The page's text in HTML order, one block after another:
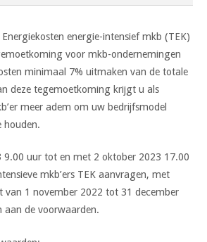
energie-intensief mkb (TEK)
voor mkb-ondernemingen
minimaal 7% uitmaken van de totale
deze tegemoetkoming krijgt u als
meer adem om uw bedrijfsmodel
houden.
uur tot en met 2 oktober 2023 17.00
mkb’ers TEK aanvragen, met
van 1 november 2022 tot 31 december
aan de voorwaarden.